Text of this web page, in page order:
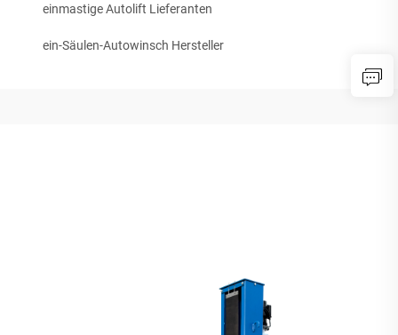
einmastige Autolift Lieferanten
ein-Säulen-Autowinsch Hersteller